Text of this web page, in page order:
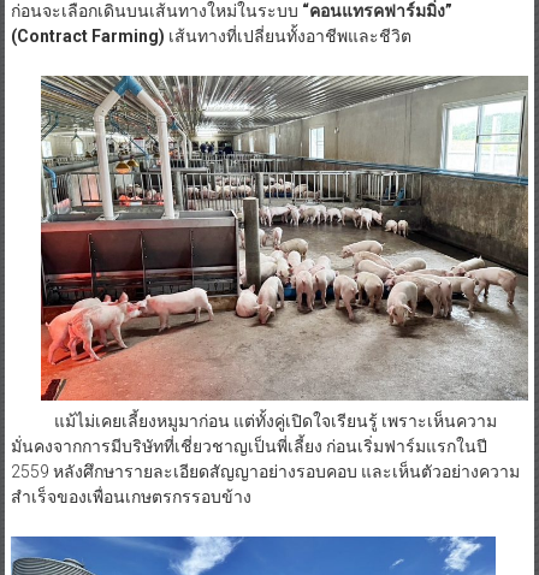
ก่อนจะเลือกเดินบนเส้นทางใหม่ในระบบ “คอนแทรคฟาร์มมิ่ง”
(Contract Farming) เส้นทางที่เปลี่ยนทั้งอาชีพและชีวิต
แม้ไม่เคยเลี้ยงหมูมาก่อน แต่ทั้งคู่เปิดใจเรียนรู้ เพราะเห็นความ
มั่นคงจากการมีบริษัทที่เชี่ยวชาญเป็นพี่เลี้ยง ก่อนเริ่มฟาร์มแรกในปี
2559 หลังศึกษารายละเอียดสัญญาอย่างรอบคอบ และเห็นตัวอย่างความ
สำเร็จของเพื่อนเกษตรกรรอบข้าง